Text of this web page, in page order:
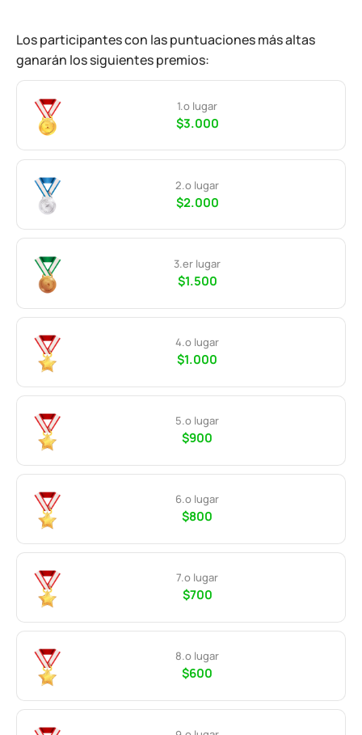
Los participantes con las puntuaciones más altas
ganarán los siguientes premios:
1.º lugar
$3.000
2.º lugar
$2.000
3.er lugar
$1.500
4.º lugar
$1.000
5.º lugar
$900
6.º lugar
$800
7.º lugar
$700
8.º lugar
$600